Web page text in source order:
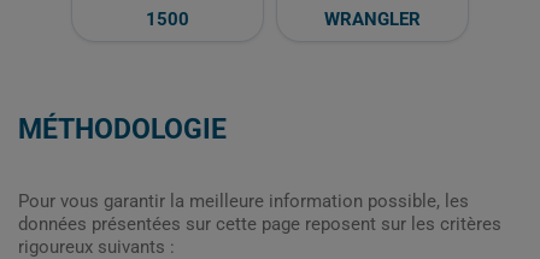
1500
WRANGLER
MÉTHODOLOGIE
Pour vous garantir la meilleure information possible, les
données présentées sur cette page reposent sur les critères
rigoureux suivants :